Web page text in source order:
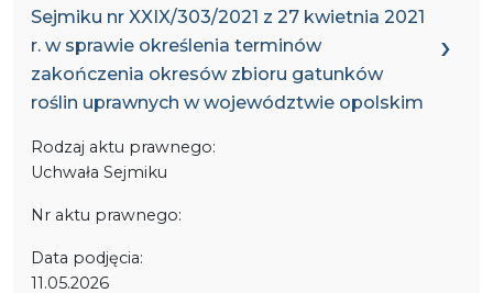
Sejmiku nr XXIX/303/2021 z 27 kwietnia 2021
r. w sprawie określenia terminów
zakończenia okresów zbioru gatunków
roślin uprawnych w województwie opolskim
Rodzaj aktu prawnego:
Uchwała Sejmiku
Nr aktu prawnego:
Data podjęcia:
11.05.2026